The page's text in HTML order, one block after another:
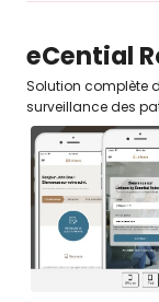
eCential
Solution complète
surveillance des